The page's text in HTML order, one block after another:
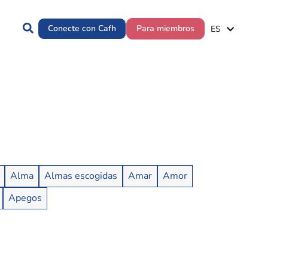
Conecte con Cafh Para miembros ES
PT
Alma Almas escogidas Amar
Amor
Apegos